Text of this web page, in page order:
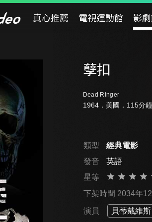
真心推薦 電視運動館 影
孽扣
Dead Ringer
1964．美國．115分鐘
類型
經典電影
發音
英語
星等
下架時間 2034年
演員 貝蒂戴維斯